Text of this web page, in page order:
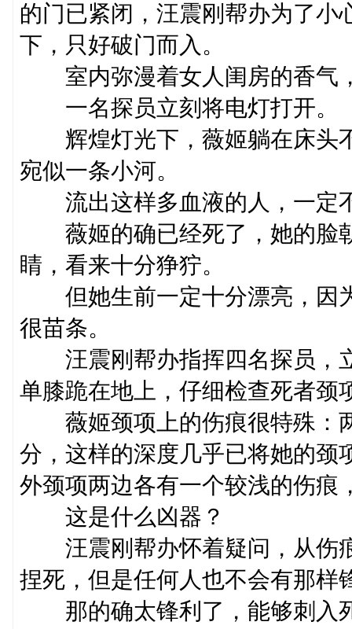
的门已紧闭，汪震刚帮办为了小
下，只好破门而入。
室内弥漫着女人闺房的香气
一名探员立刻将电灯打开。
辉煌灯光下，薇姬躺在床头
宛似一条小河。
流出这样多血液的人，一定
薇姬的确已经死了，她的脸
睛，看来十分狰狞。
但她生前一定十分漂亮，因
很苗条。
汪震刚帮办指挥四名探员，
单膝跪在地上，仔细检查死者颈
薇姬颈项上的伤痕很特殊：
分，这样的深度几乎已将她的颈
外颈项两边各有一个较浅的伤痕
这是什么凶器？
汪震刚帮办怀着疑问，从伤
捏死，但是任何人也不会有那样
那的确太锋利了，能够刺入